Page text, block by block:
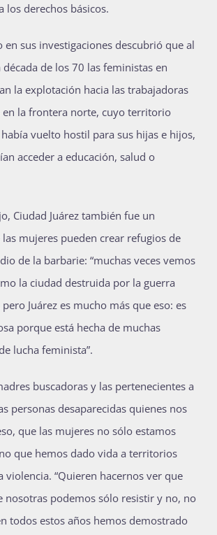
los derechos básicos.
en sus investigaciones descubrió que al
de los 70 las feministas en
la explotación hacia las trabajadoras
en la frontera norte, cuyo territorio
vuelto hostil para sus hijas e hijos,
acceder a educación, salud o
Ciudad Juárez también fue un
mujeres pueden crear refugios de
de la barbarie: “muchas veces vemos
la ciudad destruida por la guerra
Juárez es mucho más que eso: es
porque está hecha de muchas
lucha feminista”.
buscadoras y las pertenecientes a
personas desaparecidas quienes nos
que las mujeres no sólo estamos
que hemos dado vida a territorios
violencia. “Quieren hacernos ver que
nosotras podemos sólo resistir y no, no
todos estos años hemos demostrado